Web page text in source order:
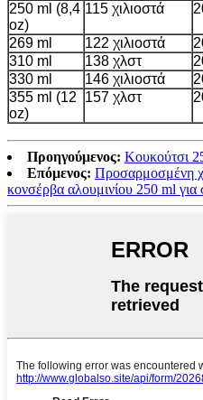
250 ml (8,4
oz)
115 χιλιοστά
269 ​​ml 122 χιλιοστά
310 ml
138 χλστ
330 ml
146 χιλιοστά
355 ml (12
oz)
157 χλστ
Προηγούμενος: Κουκούτσι
Επόμενος: Προσαρμοσμένη
κονσέρβα αλουμινίου 250 ml